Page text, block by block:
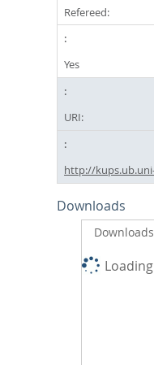
Refereed:
Yes
URI:
http://
Downloads